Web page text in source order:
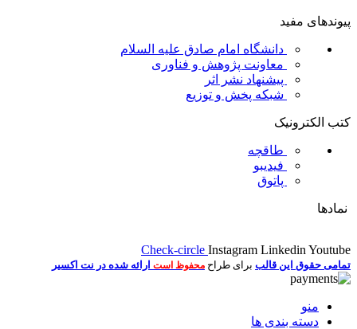
پیوندهای مفید
دانشگاه امام صادق علیه السلام
معاونت پژوهش و فناوری
پیشنهاد نشر اثر
شبکه پخش و توزیع
کتب الکترونیک
طاقچه
فیدیبو
پاتوق
نمادها
Check-circle Instagram Linkedin Youtube
تمامی حقوق این قالب برای طراح محفوظ است ارائه شده در نت اکسیر
منو
دسته بندی ها